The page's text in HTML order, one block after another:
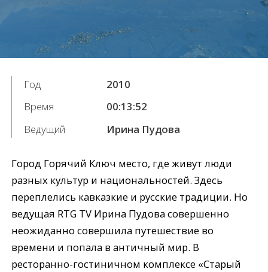
Год
2010
Время
00:13:52
Ведущий
Ирина Пудова
Город Горячий Ключ место, где живут люди
разных культур и национальностей. Здесь
переплелись кавказкие и русские традиции. Но
ведущая RTG TV Ирина Пудова совершенно
неожиданно совершила путешествие во
времени и попала в античный мир. В
ресторанно-гостиничном комплексе «Старый